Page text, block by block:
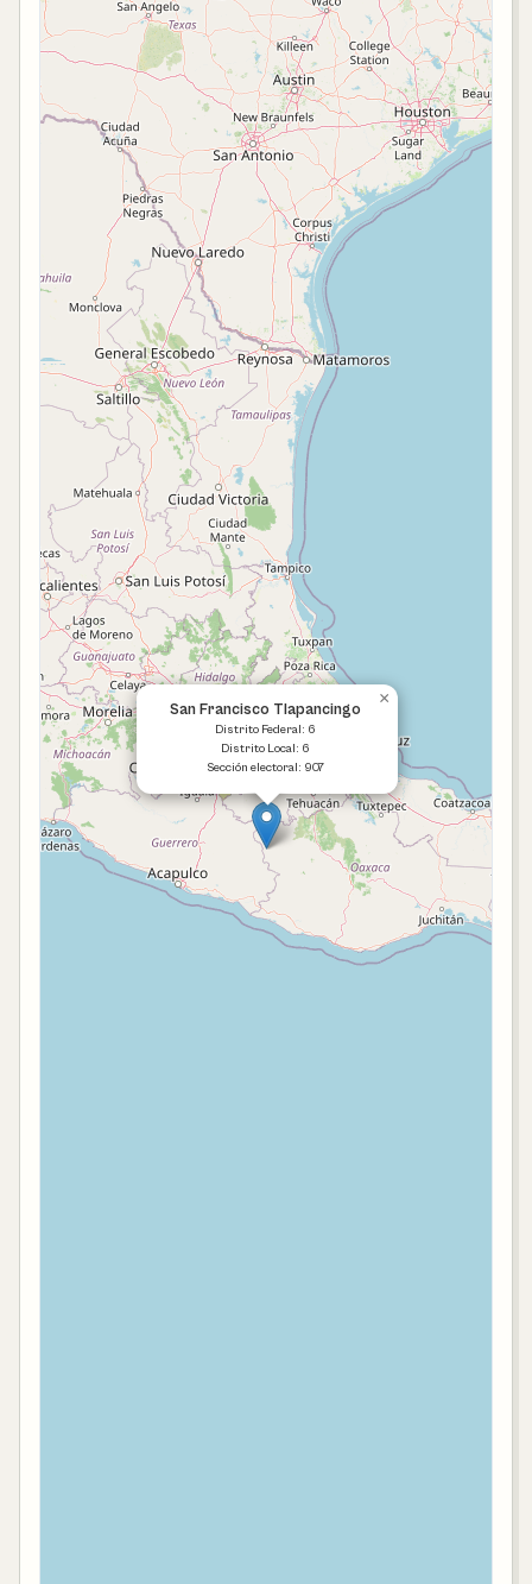
San Francisco Tlapancingo
Distrito Federal: 6
Distrito Local: 6
Sección electoral: 907
×